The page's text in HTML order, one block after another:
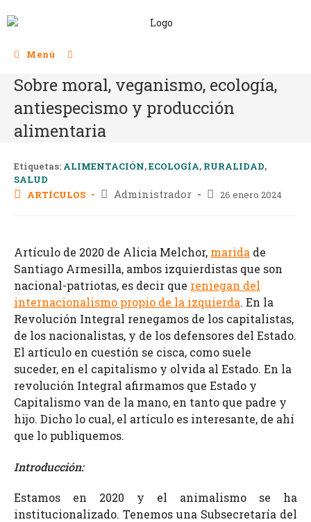
Menú
Sobre moral, veganismo, ecología,
antiespecismo y producción
alimentaria
Etiquetas: ALIMENTACIÓN,ECOLOGÍA, RURALIDAD,
SALUD
ARTÍCULOS
Administrador 26 enero 2024
Artículo de 2020 de Alicia Melchor, marida de
Santiago Armesilla, ambos izquierdistas que son
nacional-patriotas, es decir que reniegan del
internacionalismo propio de la izquierda. En la
Revolución Integral renegamos de los capitalistas,
de los nacionalistas, y de los defensores del Estado.
El artículo en cuestión se cisca, como suele
suceder, en el capitalismo y olvida al Estado. En la
revolución Integral afirmamos que Estado y
Capitalismo van de la mano, en tanto que padre y
hijo. Dicho lo cual, el artículo es interesante, de ahí
que lo publiquemos.
Introducción:
Estamos en 2020 y el animalismo se ha
institucionalizado. Tenemos una Subsecretaría del